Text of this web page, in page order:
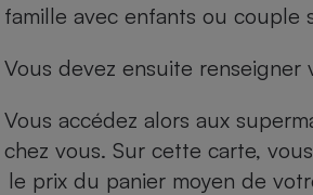
famille avec enfants ou couple
Vous devez ensuite renseigner
Vous accédez alors aux
chez vous. Sur cette carte,
le prix du panier moyen de